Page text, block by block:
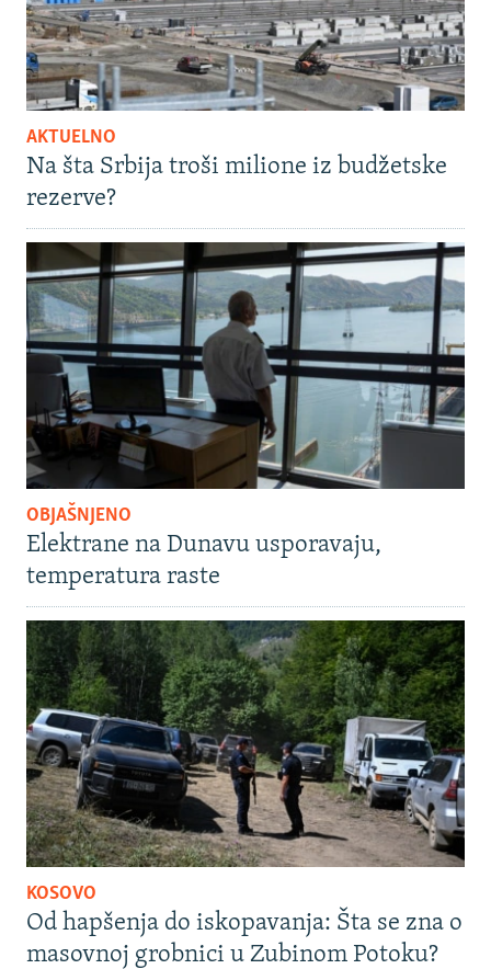
AKTUELNO
Na šta Srbija troši milione iz budžetske
rezerve?
OBJAŠNJENO
Elektrane na Dunavu usporavaju,
temperatura raste
KOSOVO
Od hapšenja do iskopavanja: Šta se zna o
masovnoj grobnici u Zubinom Potoku?